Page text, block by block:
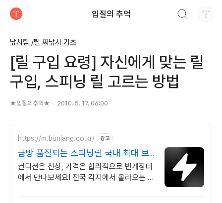
입질의 추억
낚시팁 /릴 찌낚시 기초
[릴 구입 요령] 자신에게 맞는 릴
구입, 스피닝 릴 고르는 방법
★입질의추억★ 2010. 5. 17. 06:00
https://m.bunjang.co.kr/ 광고
금방 품절되는 스피닝릴 국내 최대 브
랜드 중고거래
컨디션은 신상, 가격은 합리적으로 번개장터
에서 만나보세요! 전국 각지에서 올라오는 전